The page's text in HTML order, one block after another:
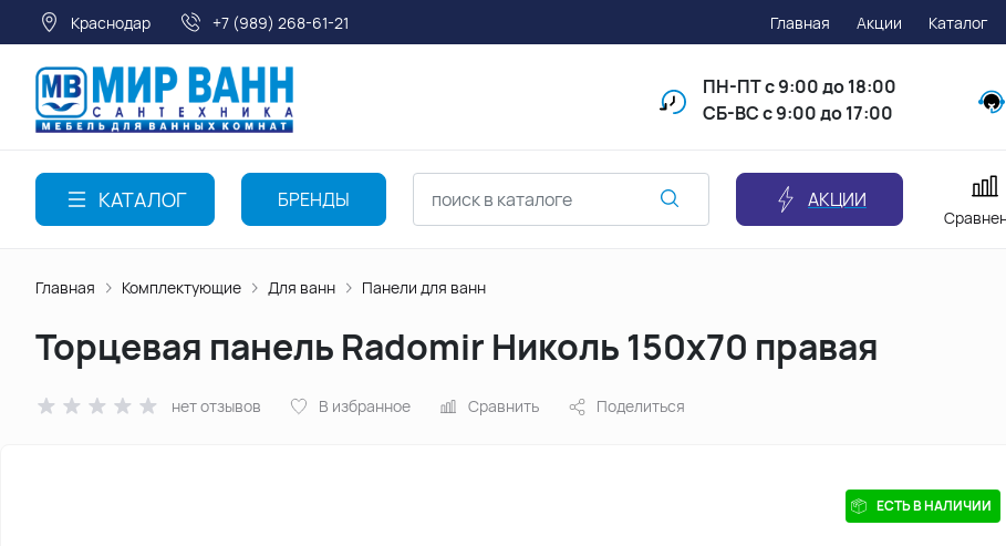
Краснодар +7 (989) 268-61-21 Главная Акции Каталог
ПН-ПТс 9:00 до 18:00
СБ-ВС с 9:00 до 17:00
КАТАЛОГ БРЕНДЫ АКЦИИ
Главная Комплектующие Для ванн Панели для ванн
Торцевая панель Radomir Николь 150х70 правая
нет отзывов В избранное Сравнить Поделиться
ЕСТЬ В НАЛИЧИИ